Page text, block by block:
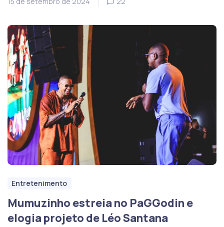
Entretenimento
Mumuzinho estreia no PaGGodin e
elogia projeto de Léo Santana